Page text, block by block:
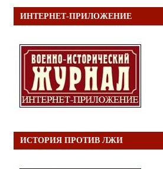
ИНТЕРНЕТ-ПРИЛОЖЕНИЕ
ИСТОРИЯ ПРОТИВ ЛЖИ